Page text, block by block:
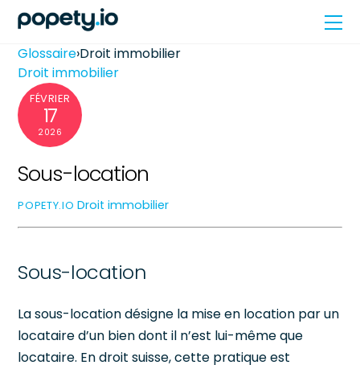
Skip
content
Glossaire›Droit immobilier
Droit immobilier
FÉVRIER
17
2026
Sous-location
POPETY.IO Droit immobilier
Sous-location
La sous-location désigne la mise en location par un
locataire d’un bien dont il n’est lui-même que
locataire. En droit suisse, cette pratique est